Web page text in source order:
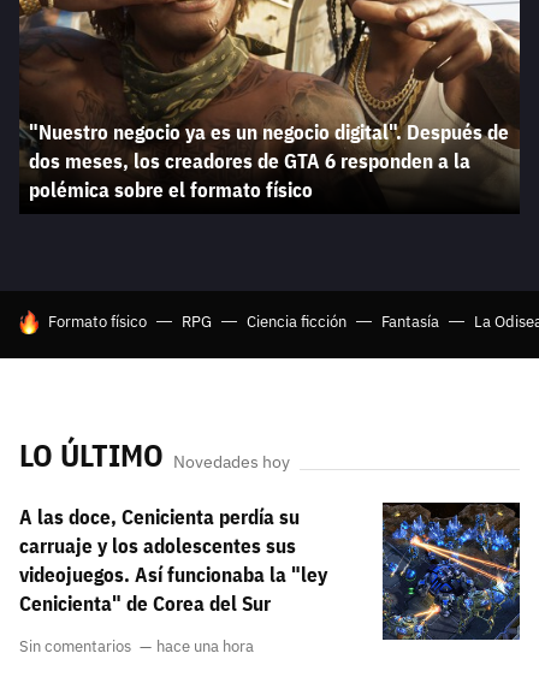
"Nuestro negocio ya es un negocio digital". Después de
dos meses, los creadores de GTA 6 responden a la
polémica sobre el formato físico
HOY SE HABLA DE
Formato físico RPG Ciencia ficción Fantasía La
LO ÚLTIMO Novedades hoy
A las doce, Cenicienta perdía su
carruaje y los adolescentes sus
videojuegos. Así funcionaba la "ley
Cenicienta" de Corea del Sur
Sin comentarios hace una hora